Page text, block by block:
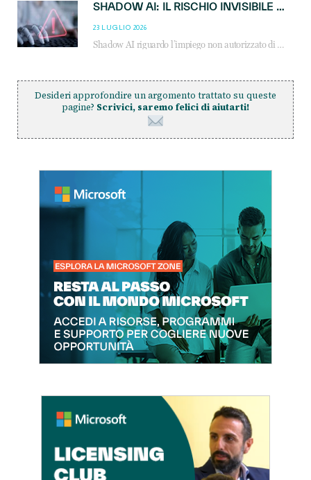
SHADOW AI: IL RISCHIO INVISIBILE CHE LE AZIENDE POSSONO GOVERNARE
23 LUGLIO 2026
Shadow AI riguardo l’impiego non autorizzato di sistemi AI all’interno dell’azienda. E’ una pratica che si diffonde a partire dai dipendenti fino ai dirigenti e mette a repentaglio la cybersecurity, con costi più elevati per le organizzazioni. Due recenti report illustrano il fenomeno e forniscono dati in merito
Desideri approfondire un argomento trattato su queste
pagine? Scrivici, saremo felici di aiutarti!